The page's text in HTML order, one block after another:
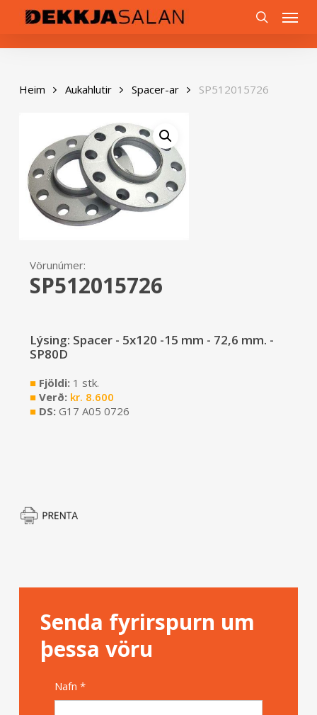
content
Menu
Heim Aukahlutir Spacer-ar SP512015726
Vörunúmer:
SP512015726
Lýsing: Spacer - 5x120 -15 mm - 72,6 mm. -
SP80D
■Fjöldi: 1 stk.
■Verð: kr. 8.600
■DS: G17 A05 0726
Senda fyrirspurn um
þessa vöru
Nafn *